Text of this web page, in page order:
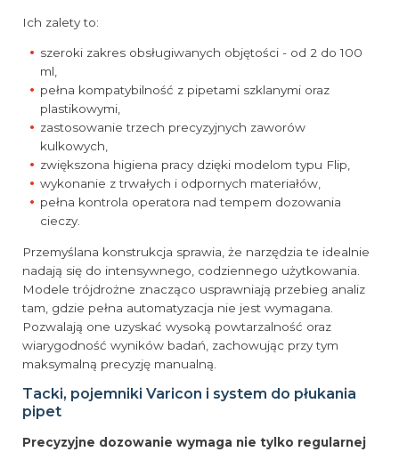
Ich zalety to:
szeroki zakres obsługiwanych objętości - od 2 do 100
ml,
pełna kompatybilność z pipetami szklanymi oraz
plastikowymi,
zastosowanie trzech precyzyjnych zaworów
kulkowych,
zwiększona higiena pracy dzięki modelom typu Flip,
wykonanie z trwałych i odpornych materiałów,
pełna kontrola operatora nad tempem dozowania
cieczy.
Przemyślana konstrukcja sprawia, że narzędzia te idealnie
nadają się do intensywnego, codziennego użytkowania.
Modele trójdrożne znacząco usprawniają przebieg analiz
tam, gdzie pełna automatyzacja nie jest wymagana.
Pozwalają one uzyskać wysoką powtarzalność oraz
wiarygodność wyników badań, zachowując przy tym
maksymalną precyzję manualną.
Tacki, pojemniki Varicon i system do płukania
pipet
Precyzyjne dozowanie wymaga nie tylko regularnej